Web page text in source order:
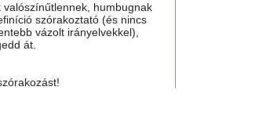
humbugnak
szórakoztató (és nincs
vázolt irányelvekkel),
át.